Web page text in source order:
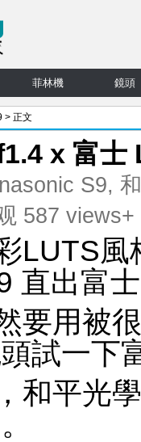
菲林機 鏡頭
> 正文
x 富士
S9,
587 views+
LUTS風
直出富
要用被
試一下
和平光